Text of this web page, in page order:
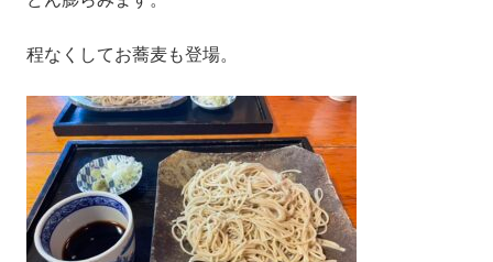
程なくしてお蕎麦も登場。